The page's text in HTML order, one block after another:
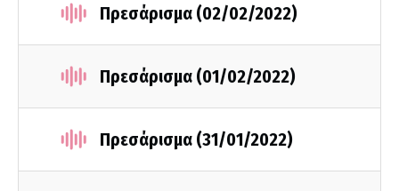
Πρεσάρισμα (02/02/2022)
Πρεσάρισμα (01/02/2022)
Πρεσάρισμα (31/01/2022)